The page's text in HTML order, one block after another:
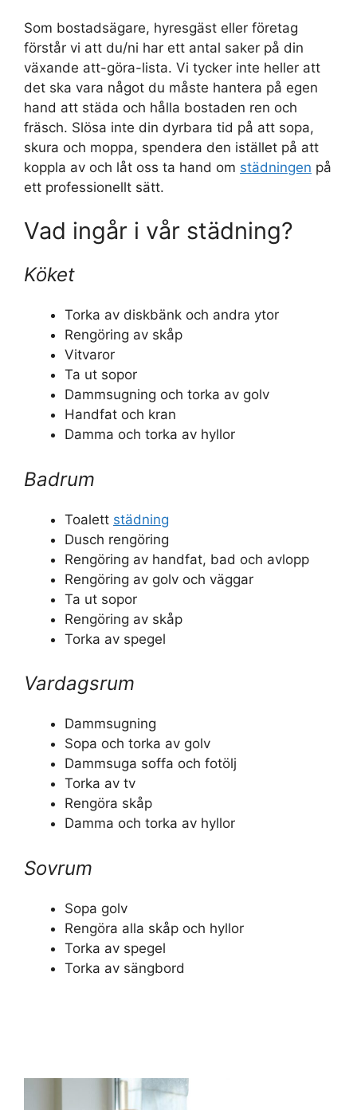
Som bostadsägare, hyresgäst eller företag
förstår vi att du/ni har ett antal saker på din
växande att-göra-lista. Vi tycker inte heller att
det ska vara något du måste hantera på egen
hand att städa och hålla bostaden ren och
fräsch. Slösa inte din dyrbara tid på att sopa,
skura och moppa, spendera den istället på att
koppla av och låt oss ta hand om städningen på
ett professionellt sätt.
Vad ingår i vår städning?
Köket
Torka av diskbänk och andra ytor
Rengöring av skåp
Vitvaror
Ta ut sopor
Dammsugning och torka av golv
Handfat och kran
Damma och torka av hyllor
Badrum
Toalett städning
Dusch rengöring
Rengöring av handfat, bad och avlopp
Rengöring av golv och väggar
Ta ut sopor
Rengöring av skåp
Torka av spegel
Vardagsrum
Dammsugning
Sopa och torka av golv
Dammsuga soffa och fotölj
Torka av tv
Rengöra skåp
Damma och torka av hyllor
Sovrum
Sopa golv
Rengöra alla skåp och hyllor
Torka av spegel
Torka av sängbord